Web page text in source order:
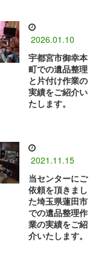
2026.01.10
宇都宮市御幸本
町での遺品整理
と片付け作業の
実績をご紹介い
たします。
2021.11.15
当センターにご
依頼を頂きまし
た埼玉県蓮田市
での遺品整理作
業の実績をご紹
介いたします。